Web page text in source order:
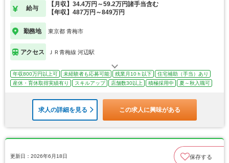
給与
【月収】34.4万円～59.2万円諸手当含む
【年収】487万円～849万円
勤務地 東京都 青梅市
アクセス ＪＲ青梅線 河辺駅
年収800万円以上可 未経験者も応募可能 残業月10ｈ以下
住宅補助（手当）あり
産休・育休取得実績有り
スキルアップ 店舗数30以上 積極採用中 夏～秋入職可
求人の詳細を見る この求人に興味がある
更新日：2026年6月18日 保存する